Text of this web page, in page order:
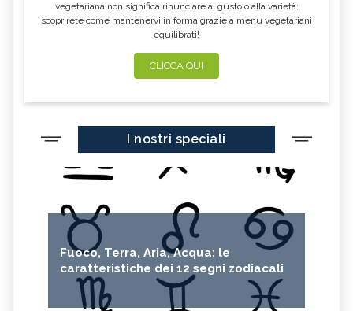
vegetariana non significa rinunciare al gusto o alla varietà:
scoprirete come mantenervi in forma grazie a menu vegetariani
equilibrati!
CLICCA QUI
I nostri speciali
Fuoco, Terra, Aria, Acqua: le
caratteristiche dei 12 segni zodiacali